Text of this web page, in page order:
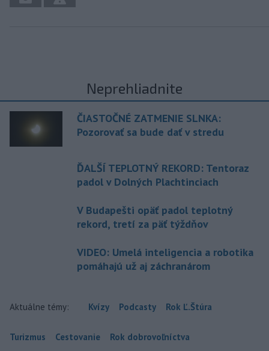
Neprehliadnite
ČIASTOČNÉ ZATMENIE SLNKA:
Pozorovať sa bude dať v stredu
ĎALŠÍ TEPLOTNÝ REKORD: Tentoraz
padol v Dolných Plachtinciach
V Budapešti opäť padol teplotný
rekord, tretí za päť týždňov
VIDEO: Umelá inteligencia a robotika
pomáhajú už aj záchranárom
Aktuálne témy: Kvízy Podcasty Rok Ľ.Štúra
Turizmus Cestovanie Rok dobrovoľníctva